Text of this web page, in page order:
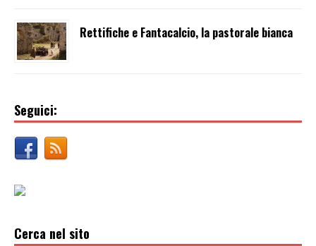
Rettifiche e Fantacalcio, la pastorale bianca
Seguici:
Cerca nel sito